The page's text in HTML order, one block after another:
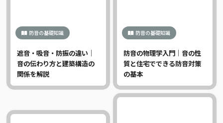
防音の基礎知識
遮音・吸音・防振の違い｜
音の伝わり方と建築構造の
関係を解説
防音の基礎知識
防音の物理学入門｜音の性
質と住宅でできる防音対策
の基本